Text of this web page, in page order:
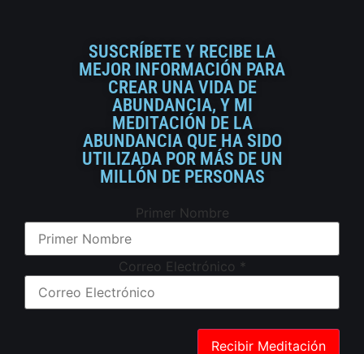
SUSCRÍBETE Y RECIBE LA
MEJOR INFORMACIÓN PARA
CREAR UNA VIDA DE
ABUNDANCIA, Y MI
MEDITACIÓN DE LA
ABUNDANCIA QUE HA SIDO
UTILIZADA POR MÁS DE UN
MILLÓN DE PERSONAS
Primer Nombre
Correo Electrónico *